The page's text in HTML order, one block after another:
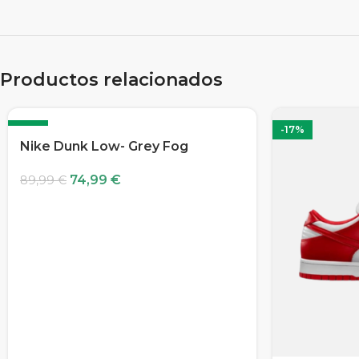
Productos relacionados
-17%
Nike Dunk Low- Grey Fog
89,99€ 74,99 €
-17%